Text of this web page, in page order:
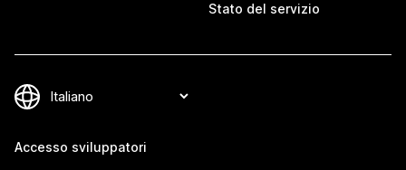
Stato del servizio
Accesso sviluppatori